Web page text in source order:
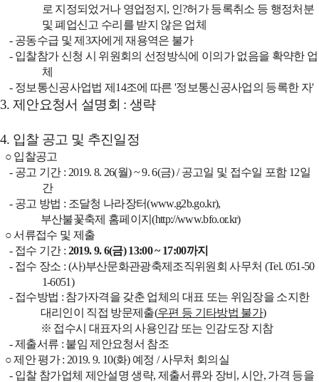
로 지정되었거나 영업정지 , 인?허가 등록취소 등 행정처분
및 폐업신고 수리를 받지 않은 업체
- 공동수급 및 제 3자에게 재용역은 불가
- 입찰참가 신청 시 위원회의 선정방식에 이의가 없음을 확약한 업
체
- 정보통신공사업법 제 14조에 따른'정보통신공사업의 등록한 자'
3. 제안요청서 설명회 :생략
4. 입찰 공고 및 추진일정
○ 입찰공고
- 공고 기간 : 2019. 8. 26(월) ~ 9. 6(금) /공고일 및 접수일 포함 12일
간
- 공고 방법 : 조달청 나라장터(www.g2b.go.kr),
부산불꽃축제 홈페이지(http://www.bfo.or.kr)
○서류접수 및 제출
- 접수 기간 : 2019. 9. 6(금) 13:00 ~ 17:00까지
- 접수 장소 : (사)부산문화관광축제조직위원회 사무처 (Tel. 051-50
1-6051)
- 접수방법 : 참가자격을 갖춘 업체의 대표 또는 위임장을 소지한
대리인이 직접 방문제출(우편 등 기타방법 불가)
※ 접수시 대표자의 사용인감 또는 인감도장 지참
-제출서류 : 붙임 제안요청서 참조
○제안 평가: 2019. 9. 10(화) 예정/사무처 회의실
- 입찰 참가업체 제안설명 생략, 제출서류와 장비 ,시안, 가격 등을